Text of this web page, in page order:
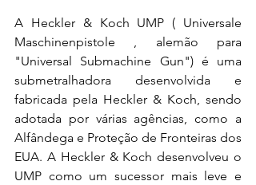
A Heckler & Koch UMP ( Universale
Maschinenpistole , alemão para
"Universal Submachine Gun") é uma
submetralhadora desenvolvida e
fabricada pela Heckler & Koch, sendo
adotada por várias agências, como a
Alfândega e Proteção de Fronteiras dos
EUA. A Heckler & Koch desenvolveu o
UMP como um sucessor mais leve e